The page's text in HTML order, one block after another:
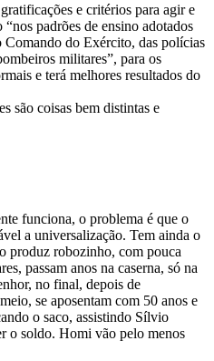
e critérios para agir e
padrões de ensino adotados
Comando do Exército, das polícias
militares”, para os
e terá melhores resultados do
são coisas bem distintas e
funciona, o problema é que o
a universalização. Tem ainda o
produz robozinho, com pouca
passam anos na caserna, só na
no final, depois de
se aposentam com 50 anos e
o saco, assistindo Sílvio
o soldo. Homi vão pelo menos